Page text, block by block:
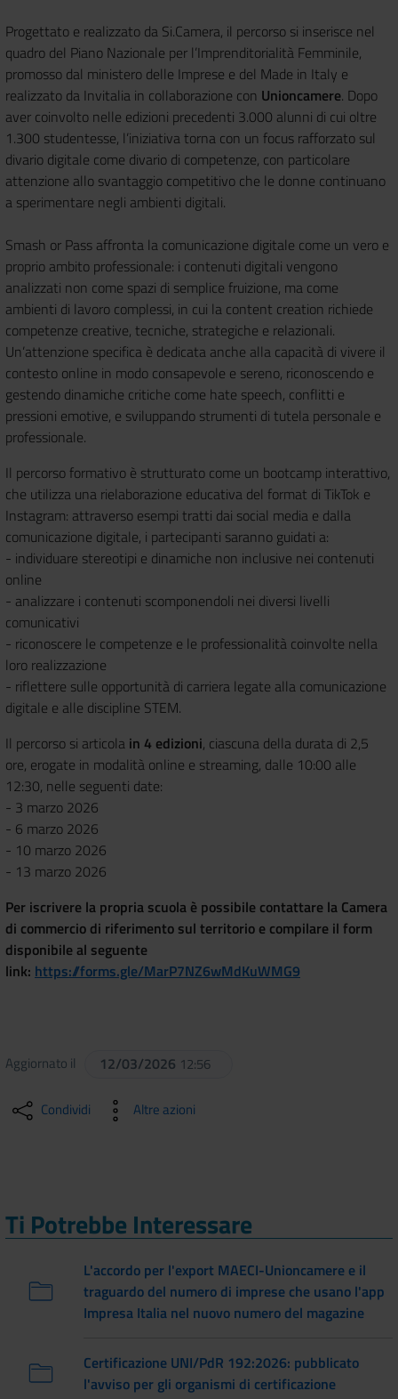
Progettato e realizzato da Si.Camera, il percorso si inserisce nel
quadro del Piano Nazionale per l’Imprenditorialità Femminile,
promosso dal ministero delle Imprese e del Made in Italy e
realizzato da Invitalia in collaborazione con Unioncamere. Dopo
aver coinvolto nelle edizioni precedenti 3.000 alunni di cui oltre
1.300 studentesse, l’iniziativa torna con un focus rafforzato sul
divario digitale come divario di competenze, con particolare
attenzione allo svantaggio competitivo che le donne continuano
a sperimentare negli ambienti digitali.
Smash or Pass affronta la comunicazione digitale come un vero e
proprio ambito professionale: i contenuti digitali vengono
analizzati non come spazi di semplice fruizione, ma come
ambienti di lavoro complessi, in cui la content creation richiede
competenze creative, tecniche, strategiche e relazionali.
Un’attenzione specifica è dedicata anche alla capacità di vivere il
contesto online in modo consapevole e sereno, riconoscendo e
gestendo dinamiche critiche come hate speech, conflitti e
pressioni emotive, e sviluppando strumenti di tutela personale e
professionale.
Il percorso formativo è strutturato come un bootcamp interattivo,
che utilizza una rielaborazione educativa del format di TikTok e
Instagram: attraverso esempi tratti dai social media e dalla
comunicazione digitale, i partecipanti saranno guidati a:
- individuare stereotipi e dinamiche non inclusive nei contenuti
online
- analizzare i contenuti scomponendoli nei diversi livelli
comunicativi
- riconoscere le competenze e le professionalità coinvolte nella
loro realizzazione
- riflettere sulle opportunità di carriera legate alla comunicazione
digitale e alle discipline STEM.
Il percorso si articola in 4 edizioni, ciascuna della durata di 2,5
ore, erogate in modalità online e streaming, dalle 10:00 alle
12:30, nelle seguenti date:
- 3 marzo 2026
- 6 marzo 2026
- 10 marzo 2026
- 13 marzo 2026
Per iscrivere la propria scuola è possibile contattare la Camera
di commercio di riferimento sul territorio e compilare il form
disponibile al seguente
link: https://forms.gle/MarP7NZ6wMdKuWMG9
Aggiornato il 12/03/2026 12:56
Condividi Altre azioni
Ti Potrebbe Interessare
L'accordo per l'export MAECI-Unioncamere e il
traguardo del numero di imprese che usano l'app
Impresa Italia nel nuovo numero del magazine
Certificazione UNI/PdR 192:2026: pubblicato
l'avviso per gli organismi di certificazione